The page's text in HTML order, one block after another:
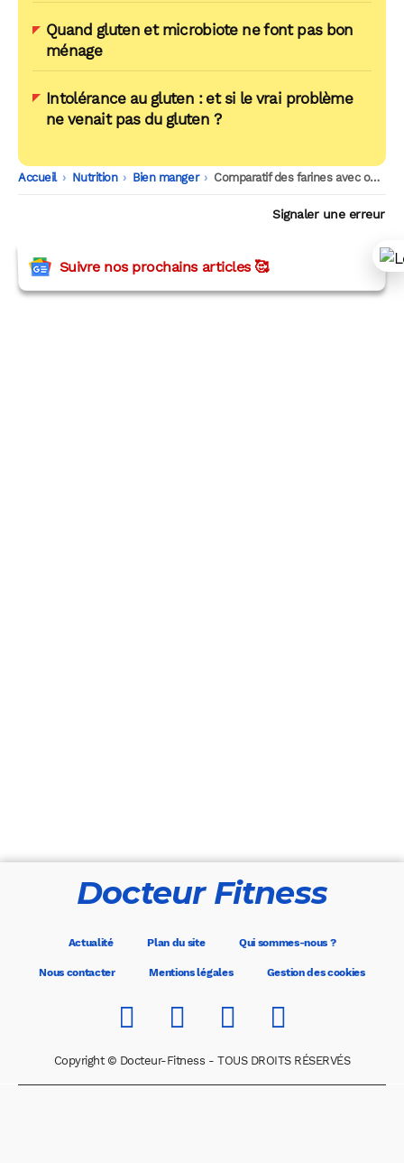
Quand gluten et microbiote ne font pas bon
ménage
Intolérance au gluten : et si le vrai problème
ne venait pas du gluten ?
Accueil -
Nutrition -
Bien manger -
Comparatif des farines avec ou sans gluten : nutrition et utilisations
Signaler une erreur
Suivre nos prochains articles 🥰
Docteur Fitness
Actualité Plan du site Qui sommes-nous ?
Nous contacter Mentions légales Gestion des cookies
Copyright © Docteur-Fitness - TOUS DROITS RÉSERVÉS